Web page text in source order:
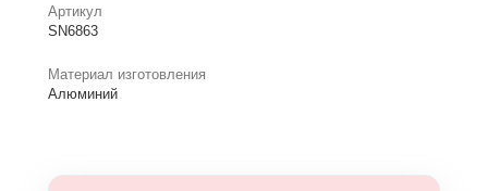
Артикул
SN6863
Материал изготовления
Алюминий